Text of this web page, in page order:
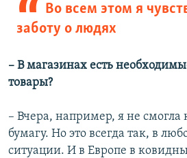
Во всем этом я
заботу о людях
– В магазинах есть
товары?
– Вчера, например, я не смогла
бумагу. Но это всегда так, в
ситуации. И в Европе в